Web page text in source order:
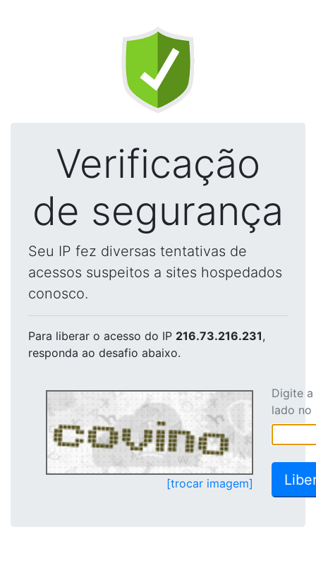
Verificação
de segurança
Seu IP fez diversas tentativas de
acessos suspeitos a sites hospedados
conosco.
Para liberar o acesso do IP 216.73.216.231,
responda ao desafio abaixo.
[trocar imagem]
Digite
lado no